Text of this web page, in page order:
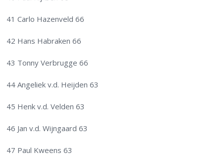
41 Carlo Hazenveld 66
42 Hans Habraken 66
43 Tonny Verbrugge 66
44 Angeliek v.d. Heijden 63
45 Henk v.d. Velden 63
46 Jan v.d. Wijngaard 63
47 Paul Kweens 63